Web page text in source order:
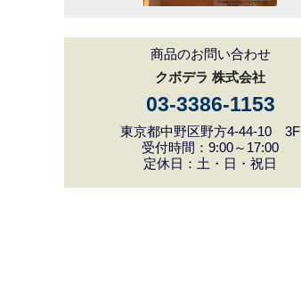
商品のお問い合わせ
クボデラ 株式会社
03-3386-1153
東京都中野区野方4-44-10 3F
受付時間：9:00～17:00
定休日：土・日・祝日